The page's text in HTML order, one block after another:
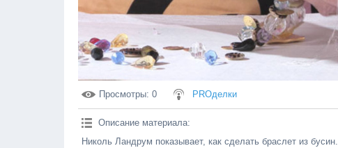
Просмотры: 0 PROделки
Описание материала:
Николь Ландрум показывает, как сделать браслет из бусин.